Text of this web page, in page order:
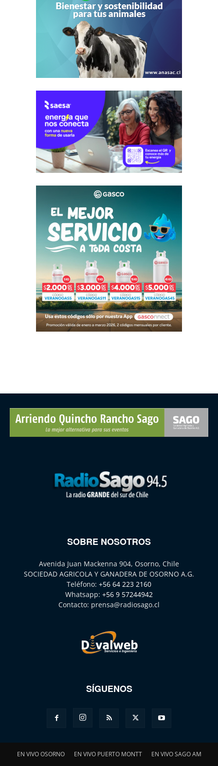
SOBRE NOSOTROS
Avenida Juan Mackenna 904, Osorno, Chile
SOCIEDAD AGRICOLA Y GANADERA DE OSORNO A.G.
Teléfono: +56 64 223 2160
Whatsapp: +56 9 57244942
Contacto: prensa@radiosago.cl
SÍGUENOS
EN VIVO OSORNO EN VIVO PUERTO MONTT EN VIVO SAGO AM